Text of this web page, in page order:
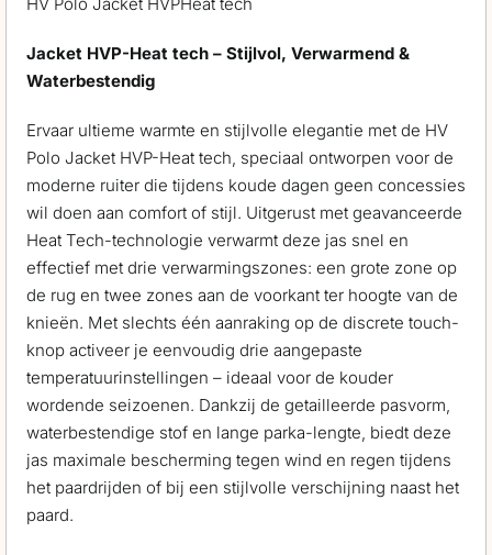
Jacket HVP-Heat tech – Stijlvol, Verwarmend &
Waterbestendig
Ervaar ultieme warmte en stijlvolle elegantie met de HV
Polo Jacket HVP-Heat tech, speciaal ontworpen voor de
moderne ruiter die tijdens koude dagen geen concessies
wil doen aan comfort of stijl. Uitgerust met geavanceerde
Heat Tech-technologie verwarmt deze jas snel en
effectief met drie verwarmingszones: een grote zone op
de rug en twee zones aan de voorkant ter hoogte van de
knieën. Met slechts één aanraking op de discrete touch-
knop activeer je eenvoudig drie aangepaste
temperatuurinstellingen – ideaal voor de kouder
wordende seizoenen. Dankzij de getailleerde pasvorm,
waterbestendige stof en lange parka-lengte, biedt deze
jas maximale bescherming tegen wind en regen tijdens
het paardrijden of bij een stijlvolle verschijning naast het
paard.